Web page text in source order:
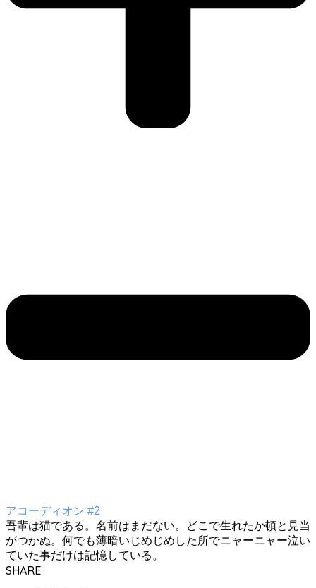
アコーディオン #2
吾輩は猫である。名前はまだない。どこで生れたか頓と見当
がつかぬ。何でも薄暗いじめじめした所でニャーニャー泣い
ていた事だけは記憶している。
SHARE